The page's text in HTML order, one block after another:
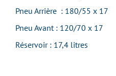
Pneu Arrière : 180/55 x 17
Pneu Avant : 120/70 x 17
Réservoir : 17,4 litres